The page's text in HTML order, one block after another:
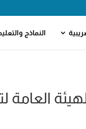
النماذج
العامة